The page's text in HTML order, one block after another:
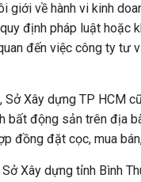
giới về hành vi kinh
định pháp luật hoặc
đến việc công ty tư
Xây dựng TP HCM
bất động sản trên địa
đồng đặt cọc, mua
Xây dựng tỉnh Bình